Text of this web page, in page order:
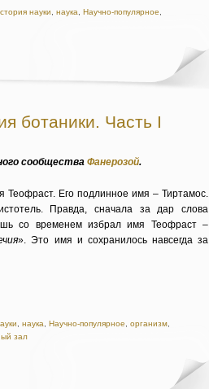
науки наука Научно-популярное
ботаники. Часть I
сообщества Фанерозой.
Теофраст. Его подлинное имя – Тиртамос.
Правда, сначала за дар слова
со временем избрал имя Теофраст –
». Это имя и сохранилось навсегда за
наука Научно-популярное организм
зал